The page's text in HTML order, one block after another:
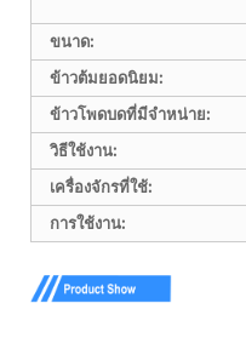
ขนาด:
ข้าวต้มยอดนิยม:
ข้าวโพดบดที่มีจำหน่าย:
วิธีใช้งาน:
เครื่องจักรที่ใช้:
การใช้งาน: